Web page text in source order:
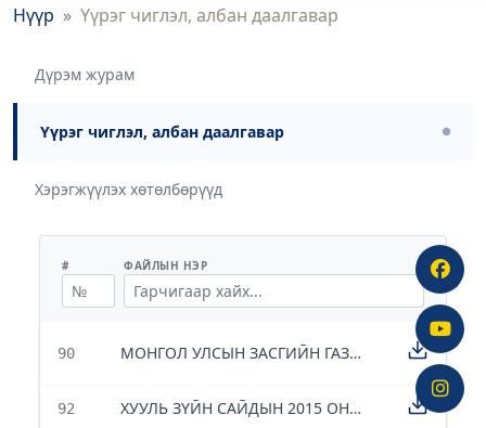
Нүүр Үүрэг чиглэл, албан даалгавар
Дүрэм журам
Үүрэг чиглэл, албан даалгавар ●
Хэрэгжүүлэх хөтөлбөрүүд
# ФАЙЛЫН НЭР
90 МОНГОЛ УЛСЫН ЗАСГИЙН ГАЗРЫН 2017 ОНЫ 01 ТООТ АЛБАН ДААЛГАВРЫГ ХУУЛЬ САХИУЛАХЫН ИХ СУРГУУЛИАС ХЭРЭГЖҮҮЛЭХ НАРИЙВЧИЛСАН ТӨЛӨВЛӨГӨӨ
92 ХУУЛЬ ЗҮЙН САЙДЫН 2015 ОНЫ 7 ДУГААР САРЫН 10-НЫ ӨДРИЙН 1/3 ТООТ АЛБАН ДААЛГАВАР